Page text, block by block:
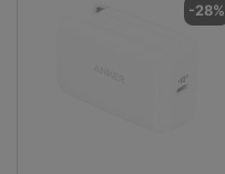
-28%